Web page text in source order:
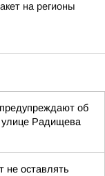
на регионы
об
Радищева
не оставлять